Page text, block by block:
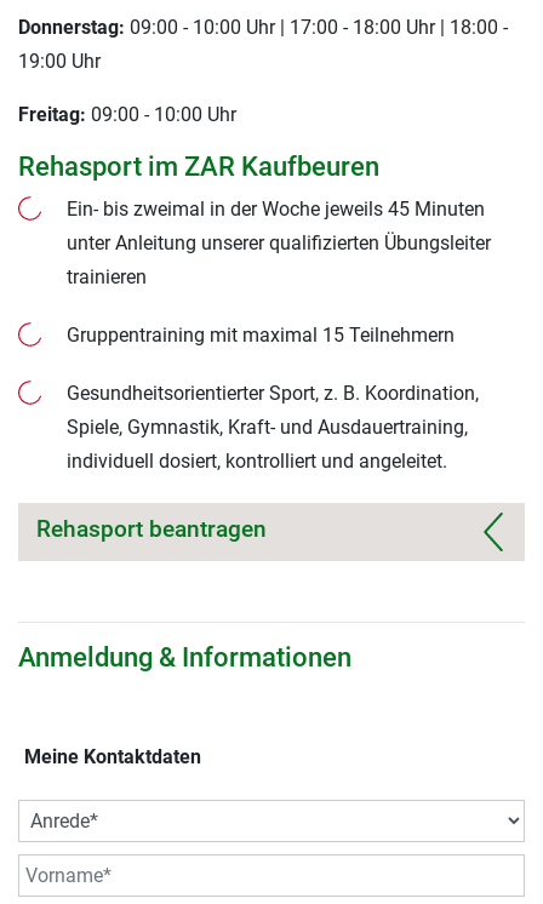
Donnerstag: 09:00 - 10:00 Uhr | 17:00 - 18:00 Uhr | 18:00 -
19:00 Uhr
Freitag: 09:00 - 10:00 Uhr
Rehasport im ZAR Kaufbeuren
Ein- bis zweimal in der Woche jeweils 45 Minuten
unter Anleitung unserer qualifizierten Übungsleiter
trainieren
Gruppentraining mit maximal 15 Teilnehmern
Gesundheitsorientierter Sport, z. B. Koordination,
Spiele, Gymnastik, Kraft- und Ausdauertraining,
individuell dosiert, kontrolliert und angeleitet.
Rehasport beantragen
Anmeldung & Informationen
Meine Kontaktdaten